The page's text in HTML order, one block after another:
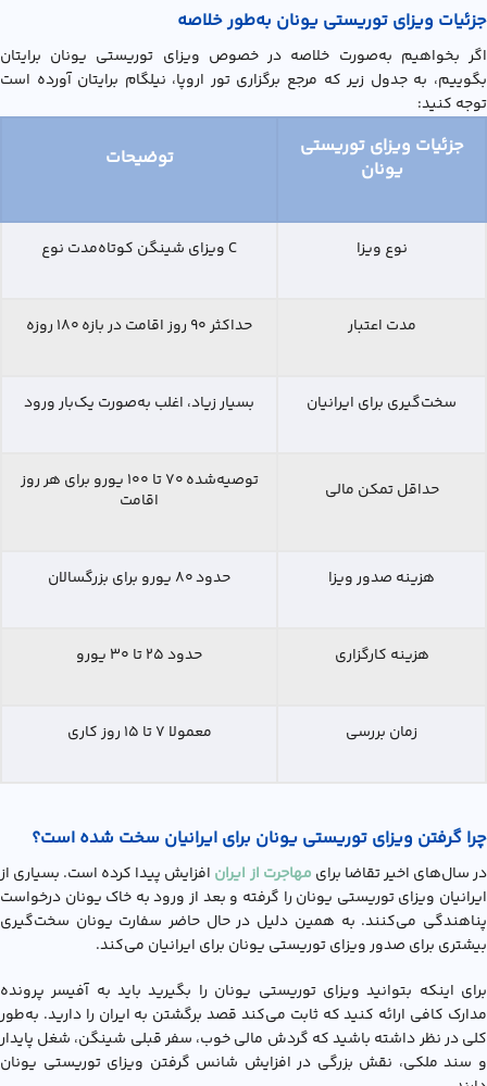
جزئیات ویزای توریستی یونان به‌طور خلاصه
اگر بخواهیم به‌صورت خلاصه در خصوص ويزاي توريستي يونان برایتان
بگوییم، به جدول زیر که مرجع برگزاری تور اروپا، نیلگام برایتان آورده است
توجه کنید:
جزئیات ویزای توریستی
یونان
توضیحات
نوع ویزا C ویزای شینگن کوتاه‌مدت نوع
مدت اعتبار حداکثر ۹۰ روز اقامت در بازه ۱۸۰ روزه
سخت‌گیری برای ایرانیان بسیار زیاد، اغلب به‌صورت یک‌بار ورود
حداقل تمکن مالی
توصیه‌شده ۷۰ تا ۱۰۰ یورو برای هر روز
اقامت
هزینه صدور ویزا حدود ۸۰ یورو برای بزرگسالان
هزینه کارگزاری حدود ۲۵ تا ۳۰ یورو
زمان بررسی معمولا ۷ تا ۱۵ روز کاری
چرا گرفتن ویزای توریستی یونان برای ایرانیان سخت شده است؟
در سال‌های اخیر تقاضا برای مهاجرت از ایران افزایش پیدا کرده است. بسیاری از
ایرانیان ویزای توریستی یونان را گرفته و بعد از ورود به خاک یونان درخواست
پناهندگی می‌کنند. به همین دلیل در حال حاضر سفارت یونان سخت‌گیری
بیشتری برای صدور ویزای توریستی یونان برای ایرانیان می‌کند.
برای اینکه بتوانید ویزاي توریستی یونان را بگیرید باید به آفیسر پرونده
مدارک کافی ارائه کنید که ثابت می‌کند قصد برگشتن به ایران را دارید. به‌طور
کلی در نظر داشته باشید که گردش مالی خوب، سفر قبلی شینگن، شغل پایدار
و سند ملکی، نقش بزرگی در افزایش شانس گرفتن ویزای توریستی یونان